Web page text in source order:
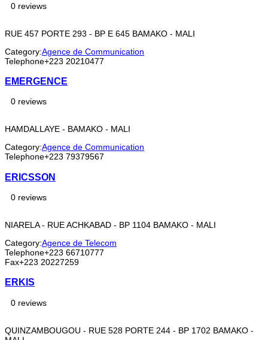
0 reviews
RUE 457 PORTE 293 - BP E 645 BAMAKO - MALI
Category:Agence de Communication
Telephone+223 20210477
EMERGENCE
0 reviews
HAMDALLAYE - BAMAKO - MALI
Category:Agence de Communication
Telephone+223 79379567
ERICSSON
0 reviews
NIARELA - RUE ACHKABAD - BP 1104 BAMAKO - MALI
Category:Agence de Telecom
Telephone+223 66710777
Fax+223 20227259
ERKIS
0 reviews
QUINZAMBOUGOU - RUE 528 PORTE 244 - BP 1702 BAMAKO -